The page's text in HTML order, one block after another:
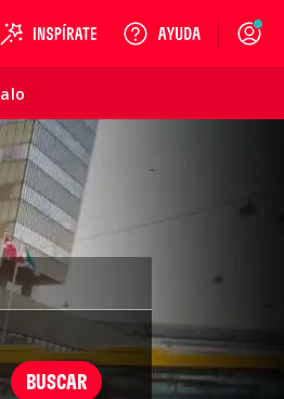
Login